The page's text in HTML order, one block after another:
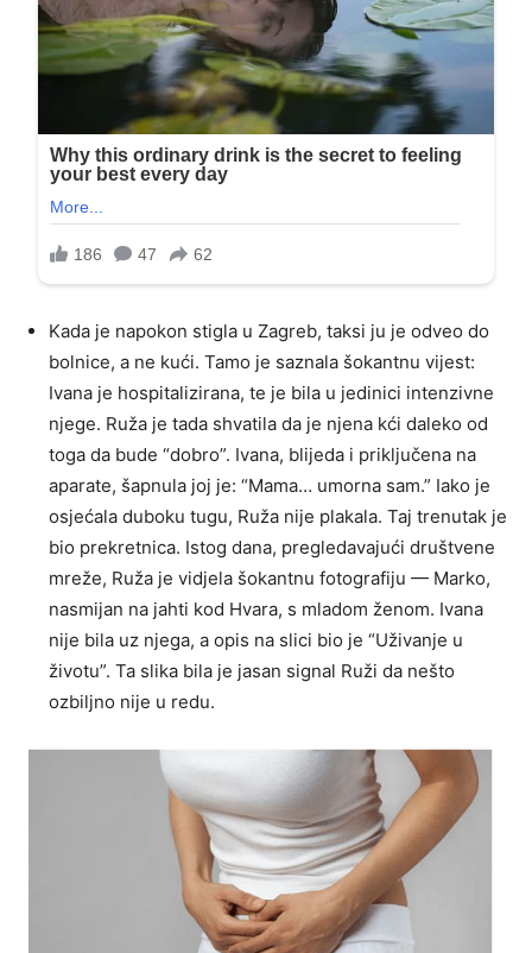
Kada je napokon stigla u Zagreb, taksi ju je odveo do
bolnice, a ne kući. Tamo je saznala šokantnu vijest:
Ivana je hospitalizirana, te je bila u jedinici intenzivne
njege. Ruža je tada shvatila da je njena kći daleko od
toga da bude “dobro”. Ivana, blijeda i priključena na
aparate, šapnula joj je: “Mama… umorna sam.” Iako je
osjećala duboku tugu, Ruža nije plakala. Taj trenutak je
bio prekretnica. Istog dana, pregledavajući društvene
mreže, Ruža je vidjela šokantnu fotografiju — Marko,
nasmijan na jahti kod Hvara, s mladom ženom. Ivana
nije bila uz njega, a opis na slici bio je “Uživanje u
životu”. Ta slika bila je jasan signal Ruži da nešto
ozbiljno nije u redu.